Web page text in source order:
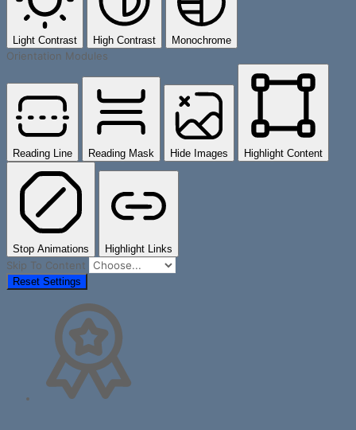
Light Contrast High Contrast Monochrome
Orientation Modules
Reading Line Reading Mask Hide Images Highlight Content
Stop Animations Highlight Links
Skip To Content
Reset Settings